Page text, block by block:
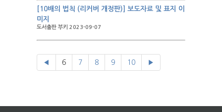
[10배의 법칙 (리커버 개정판)] 보도자료 및 표지 이
미지
도서출판 부키 2023-09-07
◀ 6 7 8 9 10 ▶